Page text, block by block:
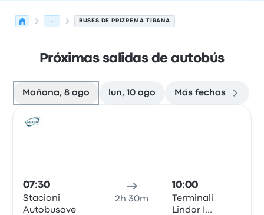
... BUSES DE PRIZREN A TIRANA
Próximas salidas de autobús
Mañana, 8 ago lun, 10 ago Más fechas
07:30
Stacioni
Autobusave
2h 30m
10:00
Terminali
Lindor I